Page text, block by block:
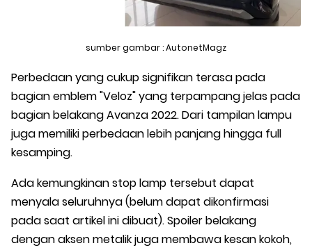
sumber gambar : AutonetMagz
Perbedaan yang cukup signifikan terasa pada
bagian emblem "Veloz" yang terpampang jelas pada
bagian belakang Avanza 2022. Dari tampilan lampu
juga memiliki perbedaan lebih panjang hingga full
kesamping.
Ada kemungkinan stop lamp tersebut dapat
menyala seluruhnya (belum dapat dikonfirmasi
pada saat artikel ini dibuat). Spoiler belakang
dengan aksen metalik juga membawa kesan kokoh,